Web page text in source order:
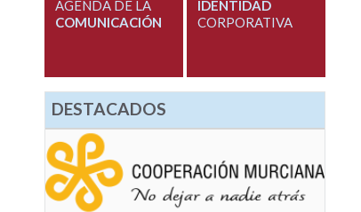
AGENDA DE LA
COMUNICACIÓN
IDENTIDAD
CORPORATIVA
DESTACADOS